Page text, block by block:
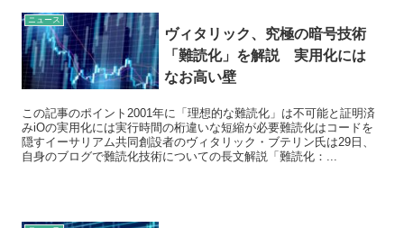
ニュース
ヴィタリック、究極の暗号技術
「難読化」を解説 実用化には
なお高い壁
この記事のポイント2001年に「理想的な難読化」は不可能と証明済
みiOの実用化には実行時間の桁違いな短縮が必要難読化はコードを
隠すイーサリアム共同創設者のヴィタリック・ブテリン氏は29日、
自身のブログで難読化技術についての長文解説「難読化：...